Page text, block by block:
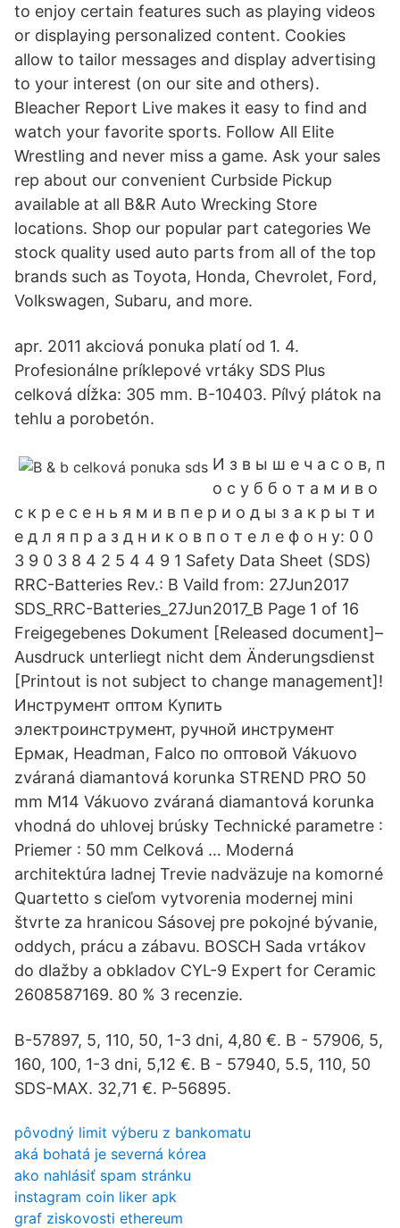
to enjoy certain features such as playing videos
or displaying personalized content. Cookies
allow to tailor messages and display advertising
to your interest (on our site and others).
Bleacher Report Live makes it easy to find and
watch your favorite sports. Follow All Elite
Wrestling and never miss a game. Ask your sales
rep about our convenient Curbside Pickup
available at all B&R Auto Wrecking Store
locations. Shop our popular part categories We
stock quality used auto parts from all of the top
brands such as Toyota, Honda, Chevrolet, Ford,
Volkswagen, Subaru, and more.
apr. 2011 akciová ponuka platí od 1. 4.
Profesionálne príklepové vrtáky SDS Plus
celková dĺžka: 305 mm. B-10403. Pílvý plátok na
tehlu a porobetón.
И з в ы ш е ч а с о в, п
о с у б б о т а м и в о
с к р е с е н ь я м и в п е р и о д ы з а к р ы т и
е д л я п р а з д н и к о в п о т е л е ф о н у: 0 0
3 9 0 3 8 4 2 5 4 4 9 1 Safety Data Sheet (SDS)
RRC-Batteries Rev.: B Vaild from: 27Jun2017
SDS_RRC-Batteries_27Jun2017_B Page 1 of 16
Freigegebenes Dokument [Released document]–
Ausdruck unterliegt nicht dem Änderungsdienst
[Printout is not subject to change management]!
Инструмент оптом Купить
электроинструмент, ручной инструмент
Ермак, Headman, Falco по оптовой Vákuovo
zváraná diamantová korunka STREND PRO 50
mm M14 Vákuovo zváraná diamantová korunka
vhodná do uhlovej brúsky Technické parametre :
Priemer : 50 mm Celková … Moderná
architektúra ladnej Trevie nadväzuje na komorné
Quartetto s cieľom vytvorenia modernej mini
štvrte za hranicou Sásovej pre pokojné bývanie,
oddych, prácu a zábavu. BOSCH Sada vrtákov
do dlažby a obkladov CYL-9 Expert for Ceramic
2608587169. 80 % 3 recenzie.
B-57897, 5, 110, 50, 1-3 dni, 4,80 €. B - 57906, 5,
160, 100, 1-3 dni, 5,12 €. B - 57940, 5.5, 110, 50
SDS-MAX. 32,71 €. P-56895.
pôvodný limit výberu z bankomatu
aká bohatá je severná kórea
ako nahlásiť spam stránku
instagram coin liker apk
graf ziskovosti ethereum